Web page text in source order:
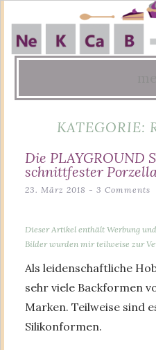
content
KATEGORIE:
Die PLAYGROUND
schnittfester
23. März 2018 3 Comments
Dieser Artikel enthält Werbung
Bilder wurden mir teilweise zur
Als leidenschaftliche
sehr viele Backformen
Marken. Teilweise sind
Silikonformen.